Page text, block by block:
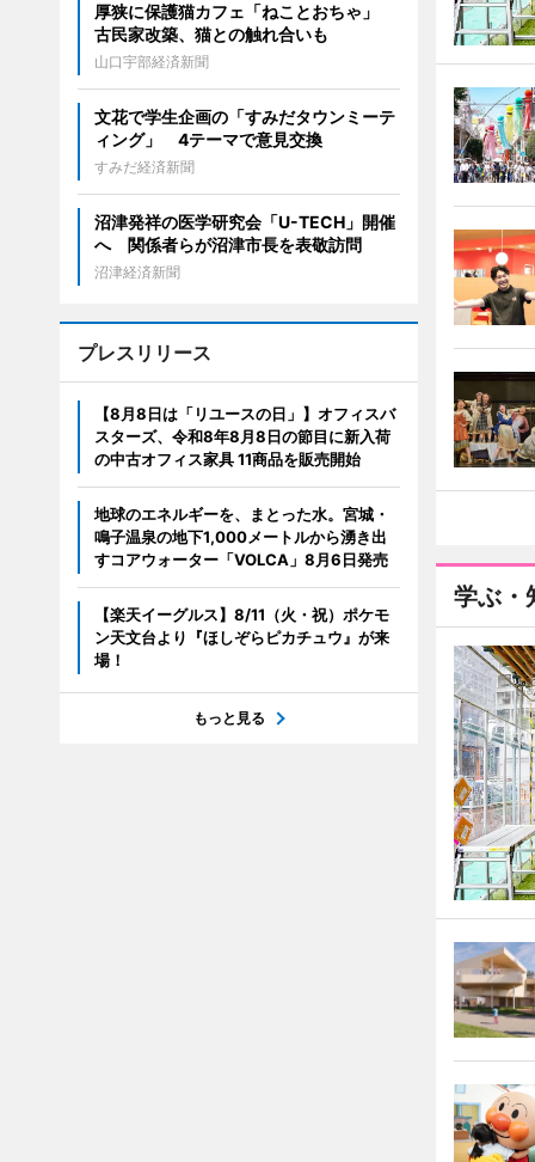
学ぶ・
厚狭に保護猫カフェ「ねことおちゃ」
古民家改築、猫との触れ合いも
山口宇部経済新聞
文花で学生企画の「すみだタウンミーテ
ィング」 4テーマで意見交換
すみだ経済新聞
沼津発祥の医学研究会「U-TECH」開催
へ 関係者らが沼津市長を表敬訪問
沼津経済新聞
プレスリリース
【8月8日は「リユースの日」】オフィスバ
スターズ、令和8年8月8日の節目に新入荷
の中古オフィス家具 11商品を販売開始
地球のエネルギーを、まとった水。宮城・
鳴子温泉の地下1,000メートルから湧き出
すコアウォーター「VOLCA」8月6日発売
【楽天イーグルス】8/11（火・祝）ポケモ
ン天文台より『ほしぞらピカチュウ』が来
場！
もっと見る